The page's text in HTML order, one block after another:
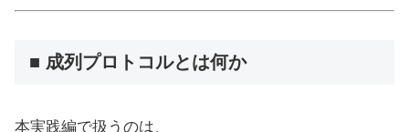
■ 成列プロトコルとは何か
本実践編で扱うのは、